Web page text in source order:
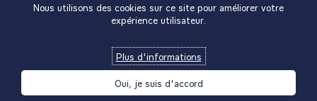
Nous utilisons des cookies sur ce site pour améliorer votre
expérience utilisateur.
Plus d'informations
Oui, je suis d'accord